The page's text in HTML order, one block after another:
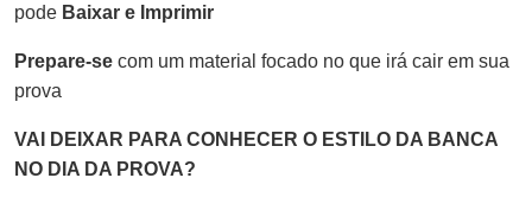
pode Baixar e Imprimir
Prepare-se com um material focado no que irá cair em sua
prova
VAI DEIXAR PARA CONHECER O ESTILO DA BANCA
NO DIA DA PROVA?